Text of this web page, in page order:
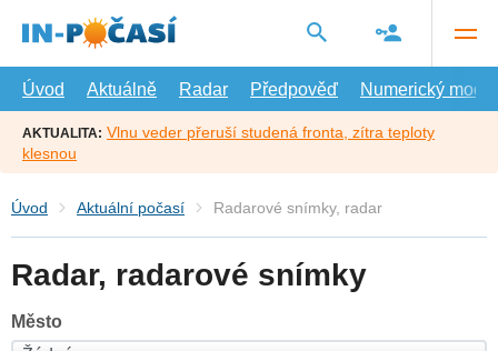
hlavní
Úvod
Aktuálně Radar Předpověď Numerický model
AKTUALITA: Vlnu veder přeruší studená fronta, zítra teploty
klesnou
Úvod Aktuální počasí Radarové snímky, radar
Radar, radarové snímky
Město